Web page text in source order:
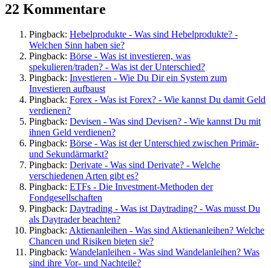
22 Kommentare
Pingback: Hebelprodukte - Was sind Hebelprodukte? -
Welchen Sinn haben sie?
Pingback: Börse - Was ist investieren, was
spekulieren/traden? - Was ist der Unterschied?
Pingback: Investieren - Wie Du Dir ein System zum
Investieren aufbaust
Pingback: Forex - Was ist Forex? - Wie kannst Du damit Geld
verdienen?
Pingback: Devisen - Was sind Devisen? - Wie kannst Du mit
ihnen Geld verdienen?
Pingback: Börse - Was ist der Unterschied zwischen Primär-
und Sekundärmarkt?
Pingback: Derivate - Was sind Derivate? - Welche
verschiedenen Arten gibt es?
Pingback: ETFs - Die Investment-Methoden der
Fondgesellschaften
Pingback: Daytrading - Was ist Daytrading? - Was musst Du
als Daytrader beachten?
Pingback: Aktienanleihen - Was sind Aktienanleihen? Welche
Chancen und Risiken bieten sie?
Pingback: Wandelanleihen - Was sind Wandelanleihen? Was
sind ihre Vor- und Nachteile?